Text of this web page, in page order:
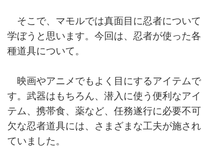
そこで、マモルでは真面目に忍者について
学ぼうと思います。今回は、忍者が使った各
種道具について。
映画やアニメでもよく目にするアイテムで
す。武器はもちろん、潜入に使う便利なアイ
テム、携帯食、薬など、任務遂行に必要不可
欠な忍者道具には、さまざまな工夫が施され
ていました。